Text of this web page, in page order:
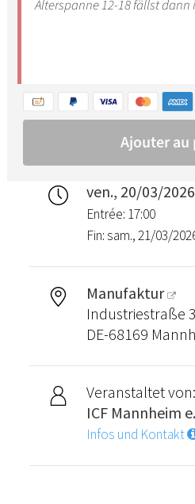
ven., 20/03/2026
Entrée: 17:00
Fin: sam., 21/03/
Manufaktur
Industriestraße
DE-68169
Veranstaltet von:
ICF Mannheim
Infos und Kontakt